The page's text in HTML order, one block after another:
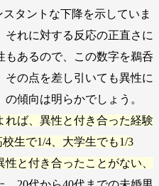
スタントな下降を示していま
れに対する反応の正直さに
もあるので、この数字を鵜呑
の点を差し引いても異性に
傾向は明らかでしょう。
れば、異性と付き合った経験
生で1/4、大学生でも1/3
と付き合ったことがない、